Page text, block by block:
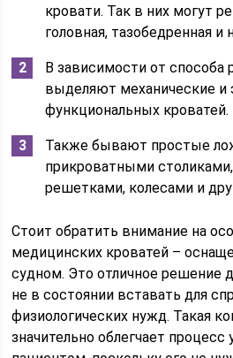
кровати. Так в них могут
головная, тазобедренная и
В зависимости от способа
выделяют механические и
функциональных кроватей.
Также бывают простые
прикроватными
решетками, колесами и
Стоит обратить внимание на
медицинских кроватей –
судном. Это отличное решение
не в состоянии вставать для
физиологических нужд. Такая
значительно облегчает процесс